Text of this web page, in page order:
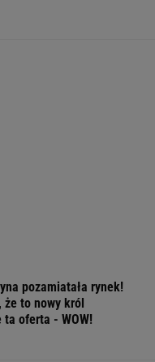
pozamiatała rynek!
że to nowy król
oferta - WOW!